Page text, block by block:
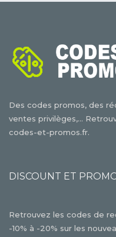
Des codes promos, des
ventes privilèges,...
codes-et-promos.fr.
DISCOUNT ET
Retrouvez les codes de
-10% à -20% sur les